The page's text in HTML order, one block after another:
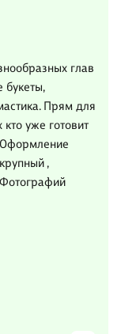
глав
букеты,
Прям для
уже готовит
Оформление
,